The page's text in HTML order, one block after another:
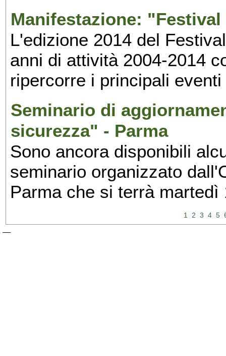
Manifestazione:
L'edizione 2014 del
anni di attività 2004-2014
ripercorre i principali
Seminario di
sicurezza" - Parma
Sono ancora disponibili
seminario organizzato
Parma che si terrà martedì
1 2 3 4 5